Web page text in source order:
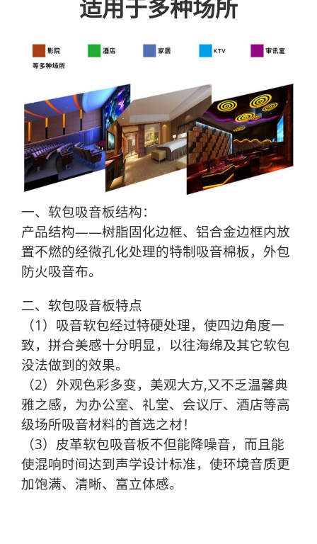
适用于多种场所
一、软包吸音板结构：
产品结构——树脂固化边框、铝合金边框内放
置不燃的经微孔化处理的特制吸音棉板，外包
防火吸音布。
二、软包吸音板特点
（1）吸音软包经过特硬处理，使四边角度一
致，拼合美感十分明显，以往海绵及其它软包
没法做到的效果。
（2）外观色彩多变，美观大方,又不乏温馨典
雅之感，为办公室、礼堂、会议厅、酒店等高
级场所吸音材料的首选之材！
（3）皮革软包吸音板不但能降噪音，而且能
使混响时间达到声学设计标准，使环境音质更
加饱满、清晰、富立体感。